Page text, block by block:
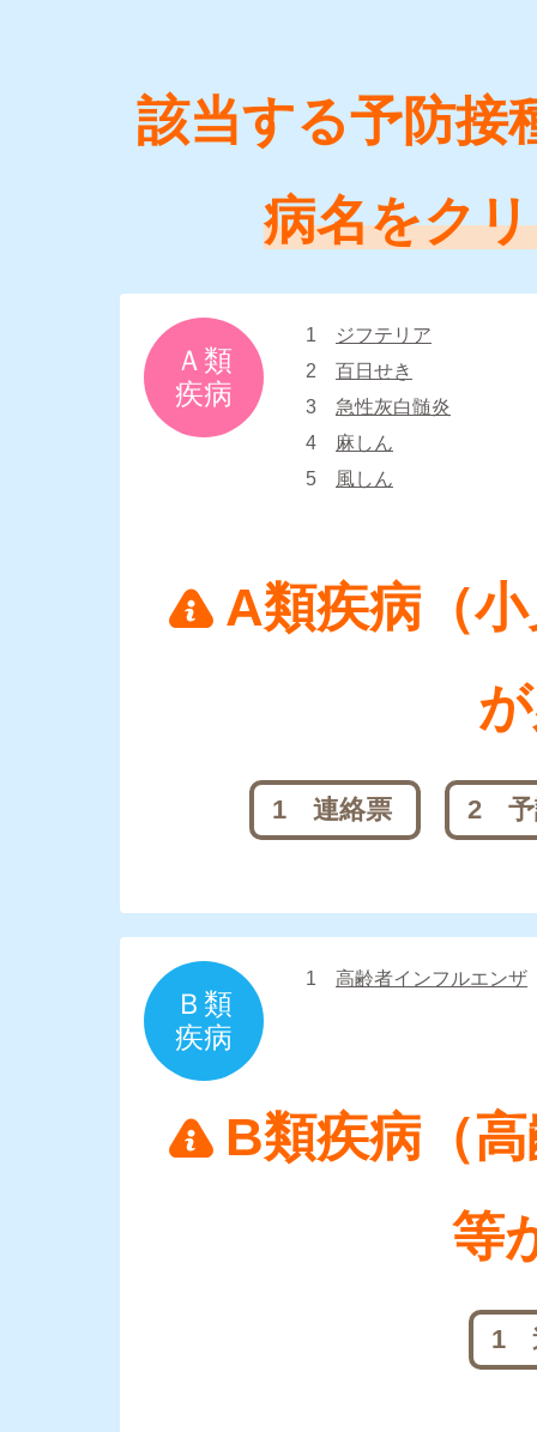
該当する予防接
病名をク
Ａ類
疾病
1
ジフテリア
2 百日せき
3 急性灰白髄炎
4 麻しん
5
風しん
A類疾病（
1 連絡票 2 予
Ｂ類
疾病
1 高齢者インフルエンザ
B類疾病（
等
1